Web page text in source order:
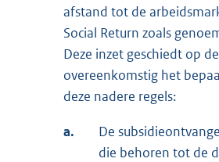
afstand tot de
Social Return zoals
Deze inzet geschiedt op
overeenkomstig het
deze nadere regels:
a.
De
die behoren tot de